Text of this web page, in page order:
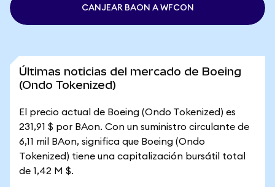
CANJEAR BAON A WFCON
Últimas noticias del mercado de Boeing
(Ondo Tokenized)
El precio actual de Boeing (Ondo Tokenized) es
231,91 $ por BAon. Con un suministro circulante de
6,11 mil BAon, significa que Boeing (Ondo
Tokenized) tiene una capitalización bursátil total
de 1,42 M $.